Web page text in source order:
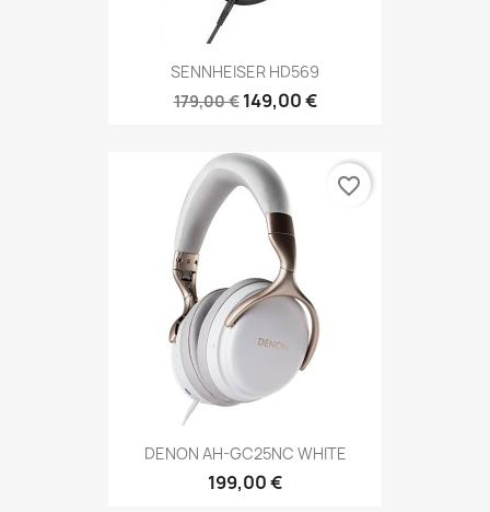
SENNHEISER HD569
179,00 € 149,00 €
DENON AH-GC25NC WHITE
199,00 €
favorite_border